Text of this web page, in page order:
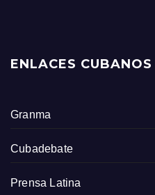
ENLACES CUBANOS
Granma
Cubadebate
Prensa Latina